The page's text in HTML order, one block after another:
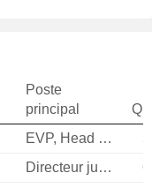
Poste
principal
EVP, Head of International
Directeur juridique